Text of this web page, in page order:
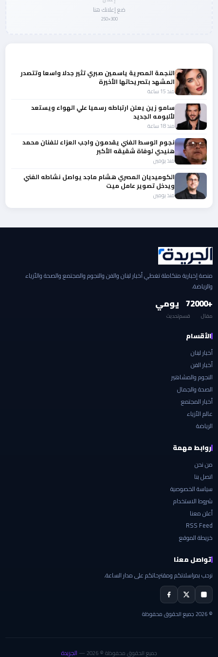
ضع إعلانك هنا
300×250
النجمة المصرية ياسمين صبري تثير جدلا واسعا وتتصدر
المشهد بتصريحاتها الأخيرة
منذ 15 ساعة
سامو زين يعلن ارتباطه رسميا علي الهواء ويستعد
لألبومه الجديد
منذ 18 ساعة
نجوم الوسط الفني يقدمون واجب العزاء للفنان محمد
هنيدي لوفاة شقيقه الأكبر
منذ يومين
الكوميديان المصري هشام ماجد يواصل نشاطه الفني
ويدخل تصوير عامل ميت
منذ يومين
منصة إخبارية متكاملة تغطي أخبار لبنان والفن والنجوم والمجتمع والصحة والأزياء
والرياضة.
+2000
مقال
7
قسم
يومي
تحديث
الأقسام
أخبار لبنان
أخبار الفن
النجوم والمشاهير
الصحة والجمال
أخبار المجتمع
عالم الأزياء
الرياضة
روابط مهمة
من نحن
اتصل بنا
سياسة الخصوصية
شروط الاستخدام
أعلن معنا
RSS Feed
خريطة الموقع
تواصل معنا
نرحب بمراسلاتكم ومقترحاتكم على مدار الساعة.
© 2026 جميع الحقوق محفوظة
جميع الحقوق محفوظة © 2026 — الجريدة